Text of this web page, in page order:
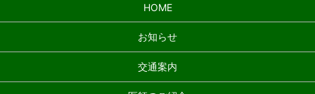
HOME
お知らせ
交通案内